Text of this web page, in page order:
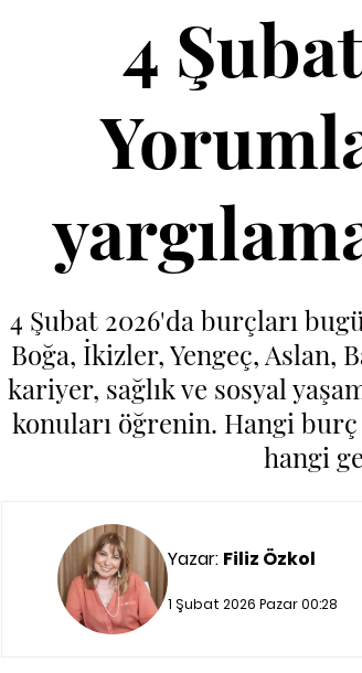
4
4 Şubat 2026'da burçları
Boğa, İkizler, Yengeç, Aslan,
kariyer, sağlık ve sosyal
konuları öğrenin. Hangi
hangi
Yazar: Filiz Özkol
1 Şubat 2026 Pazar 00:28